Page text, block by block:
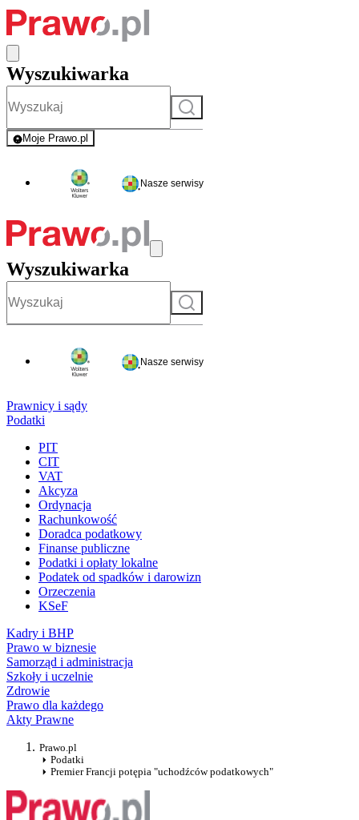
Wyszukiwarka
Szukaj
Moje Prawo.pl
- rejestracja i logowanie do serwisu
Nasze serwisy
Wyszukiwarka
Szukaj
Nasze serwisy
Prawnicy i sądy
Podatki
PIT
CIT
VAT
Akcyza
Ordynacja
Rachunkowość
Doradca podatkowy
Finanse publiczne
Podatki i opłaty lokalne
Podatek od spadków i darowizn
Orzeczenia
KSeF
Kadry i BHP
Prawo w biznesie
Samorząd i administracja
Szkoły i uczelnie
Zdrowie
Prawo dla każdego
Akty Prawne
Prawo.pl
Podatki
Premier Francji potępia "uchodźców podatkowych"